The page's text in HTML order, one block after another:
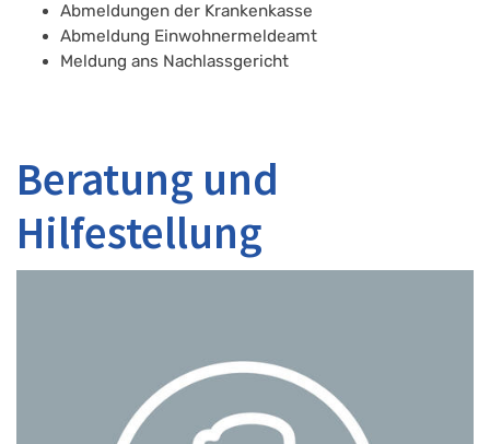
Abmeldungen der Krankenkasse
Abmeldung Einwohnermeldeamt
Meldung ans Nachlassgericht
Beratung und
Hilfestellung